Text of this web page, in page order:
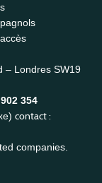
– Londres SW19
354
contact :
companies.